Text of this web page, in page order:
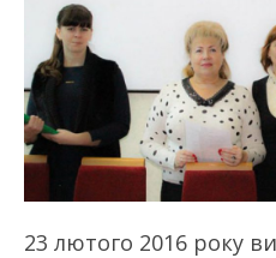
23 лютого 2016 року